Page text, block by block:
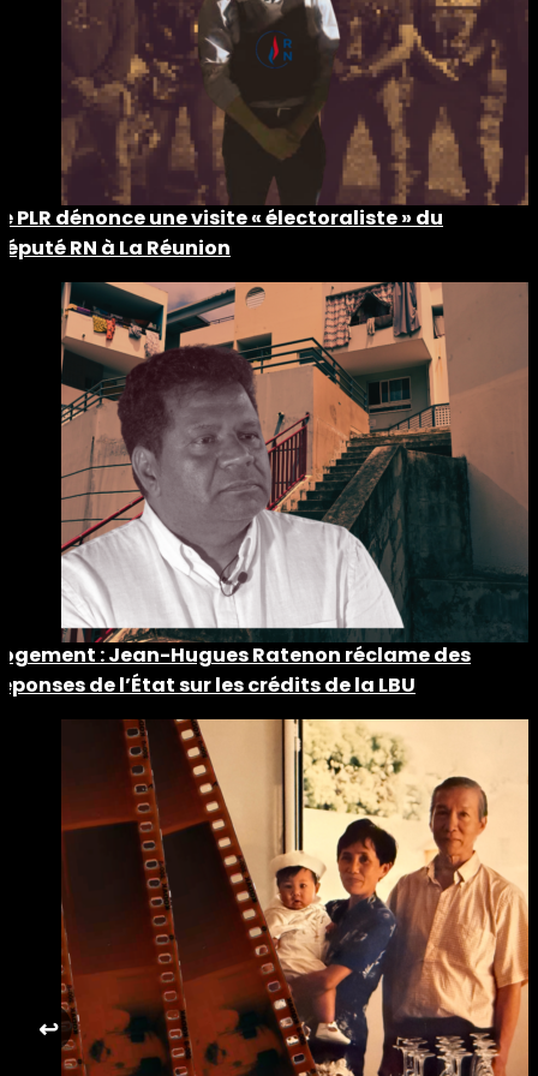
PLR dénonce une visite « électoraliste » du
RN à La Réunion
: Jean-Hugues Ratenon réclame des
de l’État sur les crédits de la LBU
↩︎